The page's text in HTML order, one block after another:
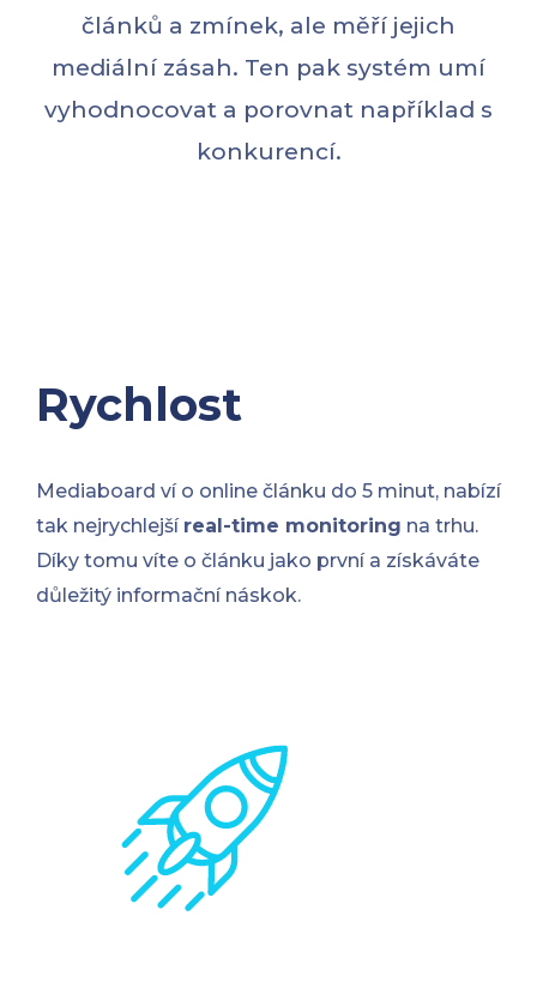
článků a zmínek, ale měří jejich
mediální zásah. Ten pak systém umí
vyhodnocovat a porovnat například s
konkurencí.
Rychlost
Mediaboard ví o online článku do 5 minut, nabízí
tak nejrychlejší real-time monitoring na trhu.
Díky tomu víte o článku jako první a získáváte
důležitý informační náskok.